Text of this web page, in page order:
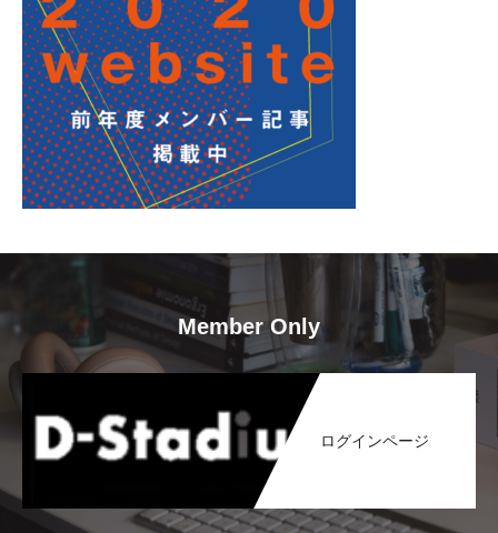
Member Only
ログインページ